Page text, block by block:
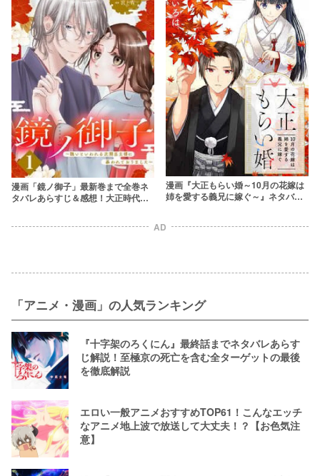
漫画「鏡ノ御子」最新巻まで全巻ネ
タバレあらすじ＆感想！大正時代の
漫画『大正もらい婚～10月の花嫁は
姉を愛する義兄に嫁ぐ～』ネタバレ
AD
「アニメ・漫画」の人気ランキング
『十字架のろくにん』最終話までネタバレあらす
じ解説！至極京の死亡を含む全ターゲットの最後
を徹底解説
エロい一般アニメおすすめTOP61！こんなエッチ
なアニメ地上波で放送して大丈夫！？【お色気注
意】